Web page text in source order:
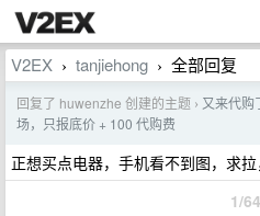
V2EX › tanjiehong › 全部回复
回复了 huwenzhe 创建的主题 › 又来代购
场，只报底价 + 100 代购费
正想买点电器，手机看不到图，求
1/64